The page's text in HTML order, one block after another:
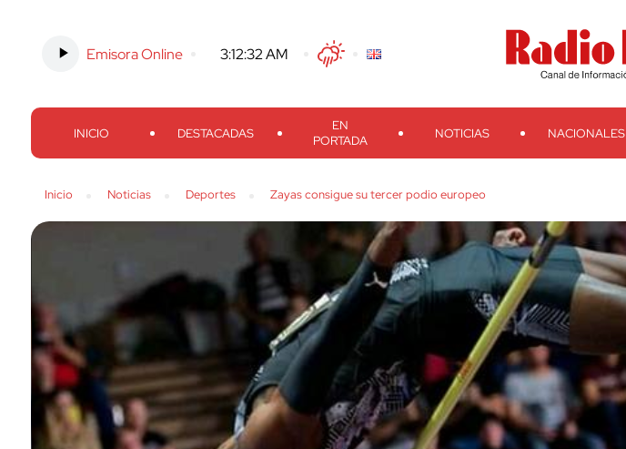
Emisora Online -3:12:33 AM TwitterFacebook
Threads
Instagram TelegramTeveo Ivoox RSS
INICIO DESTACADAS
EN
PORTADA
NOTICIAS NACIONALES
Inicio Noticias Deportes Zayas consigue su tercer podio europeo